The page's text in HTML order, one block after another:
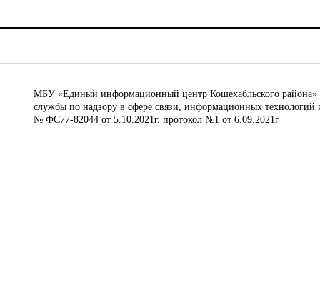
МБУ «Единый информационный центр Кошехабльского района»
службы по надзору в сфере связи, информационных
№ ФС77-82044 от 5.10.2021г. протокол №1 от 6.09.2021г